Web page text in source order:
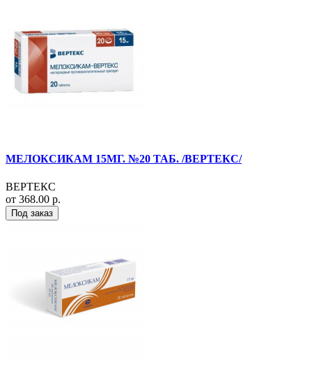
МЕЛОКСИКАМ 15МГ. №20 ТАБ. /ВЕРТЕКС/
ВЕРТЕКС
от 368.00 р.
Под заказ